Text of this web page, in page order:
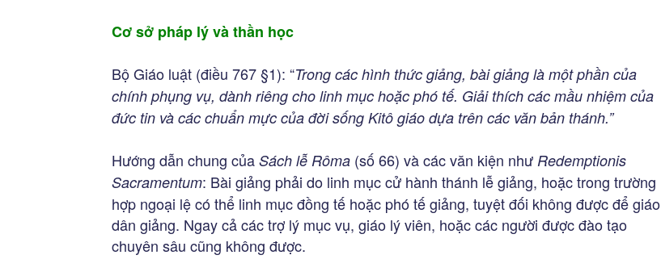
Cơ sở pháp lý và thần học
Bộ Giáo luật (điều 767 §1): “Trong các hình thức giảng, bài giảng là một phần của
chính phụng vụ, dành riêng cho linh mục hoặc phó tế. Giải thích các mầu nhiệm của
đức tin và các chuẩn mực của đời sống Kitô giáo dựa trên các văn bản thánh.”
Hướng dẫn chung của Sách lễ Rôma (số 66) và các văn kiện như Redemptionis
Sacramentum: Bài giảng phải do linh mục cử hành thánh lễ giảng, hoặc trong trường
hợp ngoại lệ có thể linh mục đồng tế hoặc phó tế giảng, tuyệt đối không được để giáo
dân giảng. Ngay cả các trợ lý mục vụ, giáo lý viên, hoặc các người được đào tạo
chuyên sâu cũng không được.